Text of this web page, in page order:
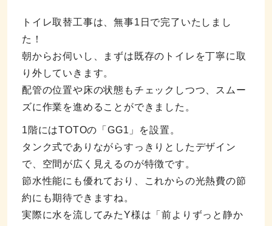
トイレ取替工事は、無事1日で完了いたしまし
た！
朝からお伺いし、まずは既存のトイレを丁寧に取
り外していきます。
配管の位置や床の状態もチェックしつつ、スムー
ズに作業を進めることができました。
1階にはTOTOの「GG1」を設置。
タンク式でありながらすっきりとしたデザイン
で、空間が広く見えるのが特徴です。
節水性能にも優れており、これからの光熱費の節
約にも期待できますね。
実際に水を流してみたY様は「前よりずっと静か